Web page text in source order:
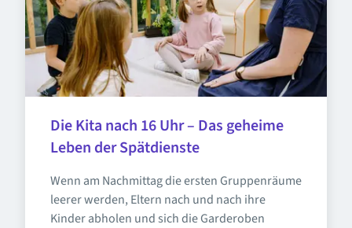
Die Kita nach 16 Uhr – Das geheime
Leben der Spätdienste
Wenn am Nachmittag die ersten Gruppenräume
leerer werden, Eltern nach und nach ihre
Kinder abholen und sich die Garderoben